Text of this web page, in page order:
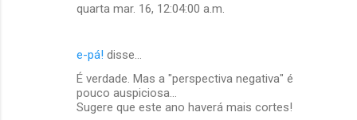
quarta mar. 16, 12:04:00 a.m.
e-pá! disse…
É verdade. Mas a "perspectiva negativa" é
pouco auspiciosa...
Sugere que este ano haverá mais cortes!